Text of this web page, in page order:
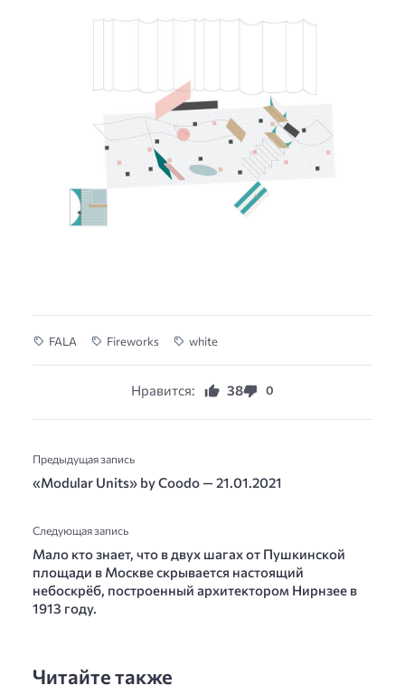
FALA Fireworks white
Нравится: 38 0
Предыдущая запись
«Modular Units» by Coodo — 21.01.2021
Следующая запись
Мало кто знает, что в двух шагах от Пушкинской
площади в Москве скрывается настоящий
небоскрёб, построенный архитектором Нирнзее в
1913 году.
Читайте также